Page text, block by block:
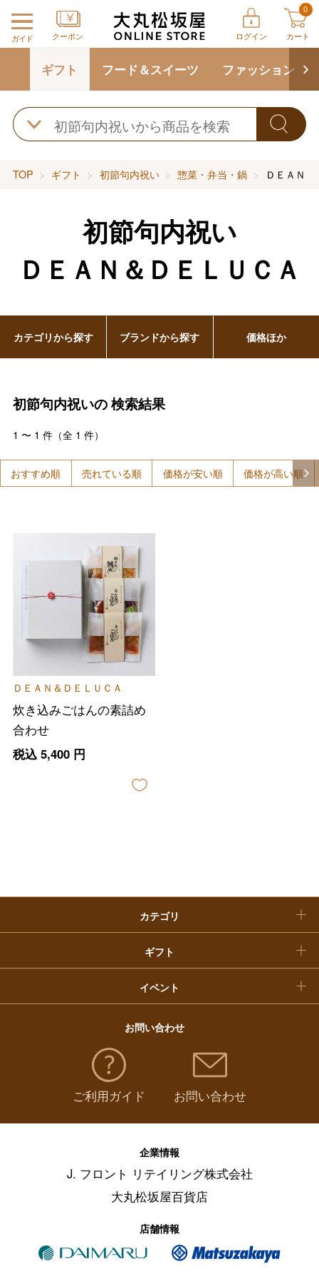
ガイド クーポン ログイン
0
カート
ギフト フード＆スイーツ ファッション
TOP ギフト 初節句内祝い 惣菜・弁当・鍋 ＤＥＡＮ
初節句内祝い
ＤＥＡＮ＆ＤＥＬＵＣＡ
初節句内祝いの検索結果
1 〜 1 件（全 1 件）
おすすめ順 売れている順 価格が安い順 価格が高い順
ＤＥＡＮ＆ＤＥＬＵＣＡ
炊き込みごはんの素詰め
合わせ
税込 5,400円
カテゴリから探す ブランドから探す 価格ほか
カテゴリ
フード＆スイーツ
ビューティー
ギフト
大丸・松坂屋のギフト
イベント
バレンタインチョコレート
ホワイトデー
父の日
敬老の日
福袋
お問い合わせ
ご利用ガイド お問い合わせ
企業情報
J. フロント リテイリング株式会社
大丸松坂屋百貨店
店舗情報